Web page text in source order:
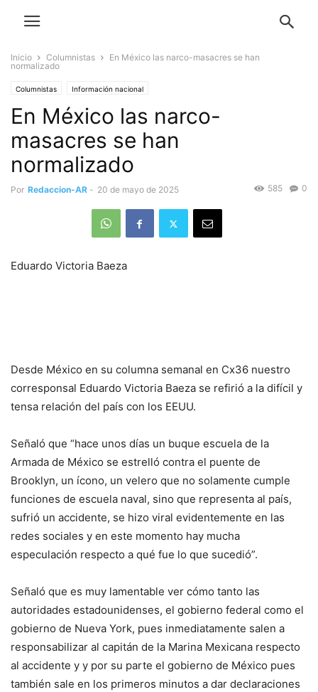
Inicio Columnistas
En México las narco-masacres se han
normalizado
Columnistas Información nacional
En México las narco-
masacres se han
normalizado
Por Redaccion-AR - 20 de mayo de 2025 0
585
Eduardo Victoria Baeza
Desde México en su columna semanal en Cx36 nuestro
corresponsal Eduardo Victoria Baeza se refirió a la difícil y
tensa relación del país con los EEUU.
Señaló que “hace unos días un buque escuela de la
Armada de México se estrelló contra el puente de
Brooklyn, un ícono, un velero que no solamente cumple
funciones de escuela naval, sino que representa al país,
sufrió un accidente, se hizo viral evidentemente en las
redes sociales y en este momento hay mucha
especulación respecto a qué fue lo que sucedió”.
Señaló que es muy lamentable ver cómo tanto las
autoridades estadounidenses, el gobierno federal como el
gobierno de Nueva York, pues inmediatamente salen a
responsabilizar al capitán de la Marina Mexicana respecto
al accidente y y por su parte el gobierno de México pues
también sale en los primeros minutos a dar declaraciones